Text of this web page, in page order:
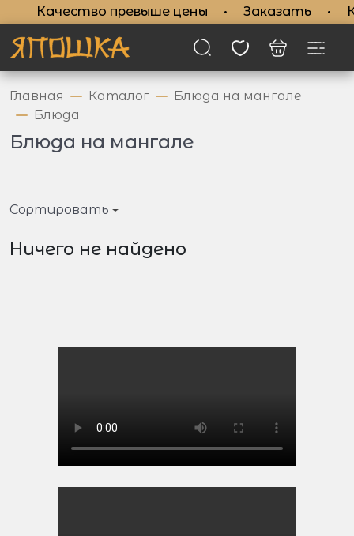
Качество превыше цены Заказать
Главная Каталог
Блюда на мангале
Блюда
Блюда на мангале
Сортировать
Ничего не найдено